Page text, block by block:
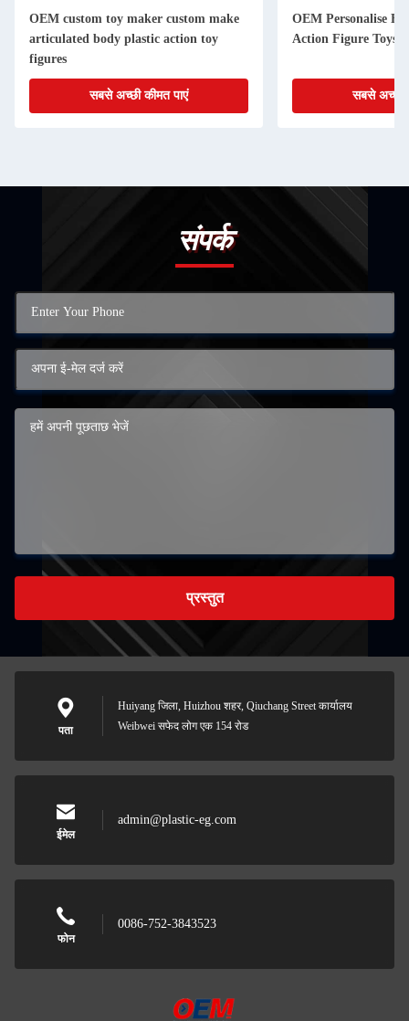
OEM custom toy maker custom make
articulated body plastic action toy
figures
सबसे अच्छी कीमत पाएं
OEM Personalise
Action Figure Toys
सबसे अच्छी
संपर्क
प्रस्तुत
पता
Huiyang जिला, Huizhou शहर, Qiuchang Street कार्यालय
Weibwei सफेद लोग एक 154 रोड
ईमेल
admin@plastic-eg.com
फोन
0086-752-3843523